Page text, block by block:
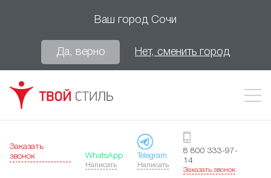
Ваш город Сочи
Да, верно Нет, сменить город
Заказать
звонок
WhatsApp
Написать
Telegram
Написать
8 800 333-97-
14
Заказать звонок